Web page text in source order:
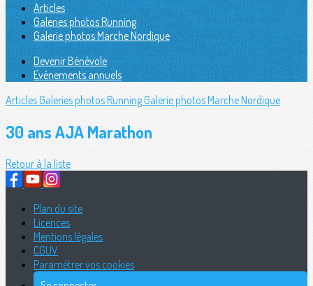
Articles
Galeries photos Running
Galerie photos Marche Nordique
Devenir Bénévole
Evènements annuels
ArticlesGaleries photos RunningGalerie photos Marche Nordique
30 ans AJA Marathon
Retour à la liste
Plan du site
Licences
Mentions légales
CGUV
Paramétrer vos cookies